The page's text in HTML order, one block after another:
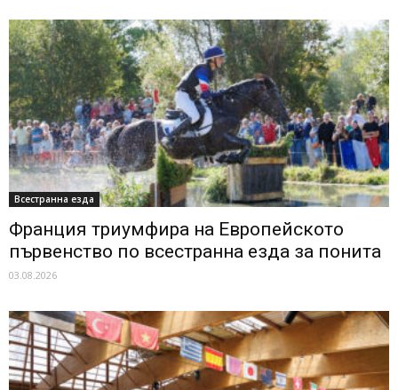
Всестранна езда
Франция триумфира на Европейското
първенство по всестранна езда за понита
03.08.2026